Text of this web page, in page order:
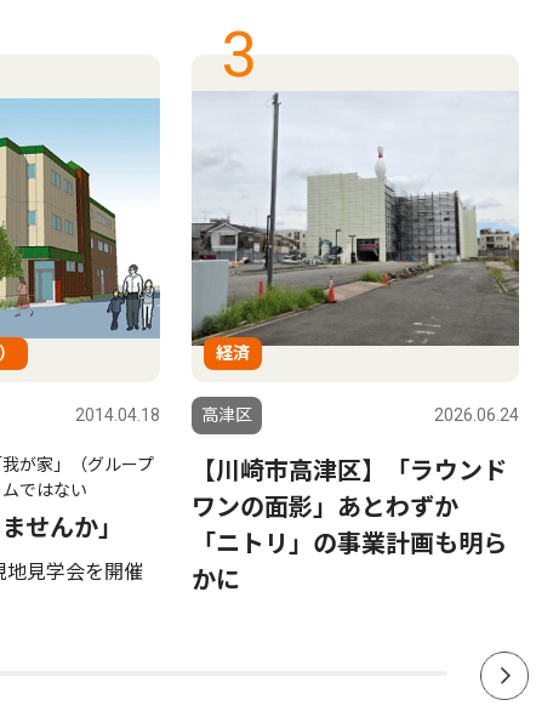
2014.04.18
が家」（グループ
ではない
せんか」
地見学会を開催
3
経済
高津区 2026.06.24
【川崎市高津区】「ラウンド
ワンの面影」あとわずか
「ニトリ」の事業計画も明ら
かに